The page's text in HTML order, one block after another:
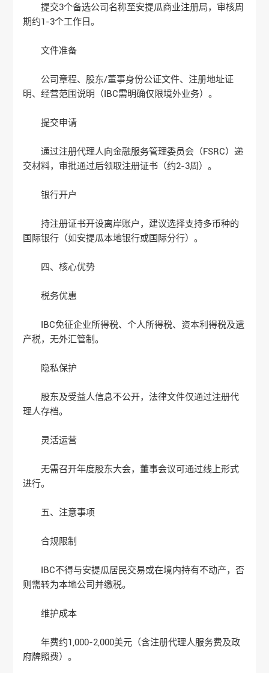
提交3个备选公司名称至安提瓜商业注册局，审核周
期约1-3个工作日‌。
‌文件准备‌
公司章程、股东/董事身份公证文件、注册地址证
明、经营范围说明（IBC需明确仅限境外业务）‌。
‌提交申请‌
通过注册代理人向金融服务管理委员会（FSRC）递
交材料，审批通过后领取注册证书（约2-3周）‌。
‌银行开户‌
持注册证书开设离岸账户，建议选择支持多币种的
国际银行（如安提瓜本地银行或国际分行）‌。
‌四、核心优势‌
‌税务优惠‌
IBC免征企业所得税、个人所得税、资本利得税及遗
产税，无外汇管制‌。
‌隐私保护‌
股东及受益人信息不公开，法律文件仅通过注册代
理人存档‌。
‌灵活运营‌
无需召开年度股东大会，董事会议可通过线上形式
进行‌。
‌五、注意事项‌
‌合规限制‌
IBC不得与安提瓜居民交易或在境内持有不动产，否
则需转为本地公司并缴税‌。
‌维护成本‌
年费约1,000-2,000美元（含注册代理人服务费及政
府牌照费）‌。